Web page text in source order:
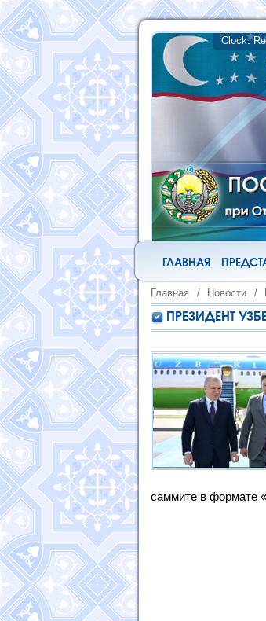
ГЛАВНАЯ
Главная / Новости /
ПРЕЗИДЕНТ
саммите в формате